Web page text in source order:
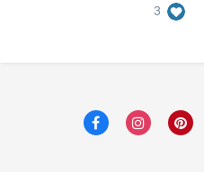
چسب‌ها در اصل صنعتی به3